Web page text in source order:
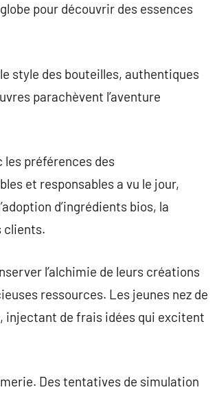
pour découvrir des essences
style des bouteilles, authentiques
parachèvent l’aventure
les préférences des
et responsables a vu le jour,
d’ingrédients bios, la
clients.
l’alchimie de leurs créations
ressources. Les jeunes nez de
injectant de frais idées qui excitent
Des tentatives de simulation